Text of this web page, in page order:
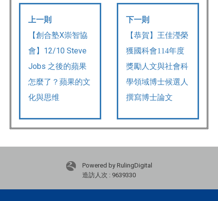
上一則
【創合塾X崇智協
會】12/10 Steve
Jobs 之後的蘋果
怎麼了？蘋果的文
化與思维
下一則
【恭賀】王佳瀅榮
獲國科會114年度
獎勵人文與社會科
學領域博士候選人
撰寫博士論文
Powered by RulingDigital
造訪人次 : 9639330